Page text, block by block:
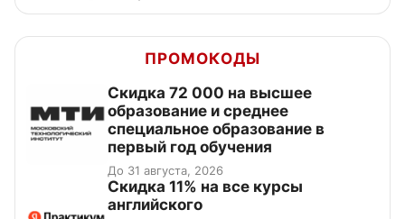
ПРОМОКОДЫ
Скидка 72 000 на высшее
образование и среднее
специальное образование в
первый год обучения
До 31 августа, 2026
Скидка 11% на все курсы
английского